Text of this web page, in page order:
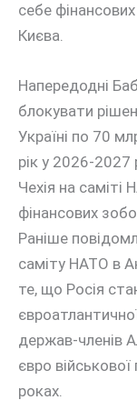
себе
Києва.
Напередодні
блокувати
Україні по 70
рік у 2026-2027
Чехія на
фінансових
Раніше
саміту НАТО в
те, що Росія
держав-членів
євро
роках.